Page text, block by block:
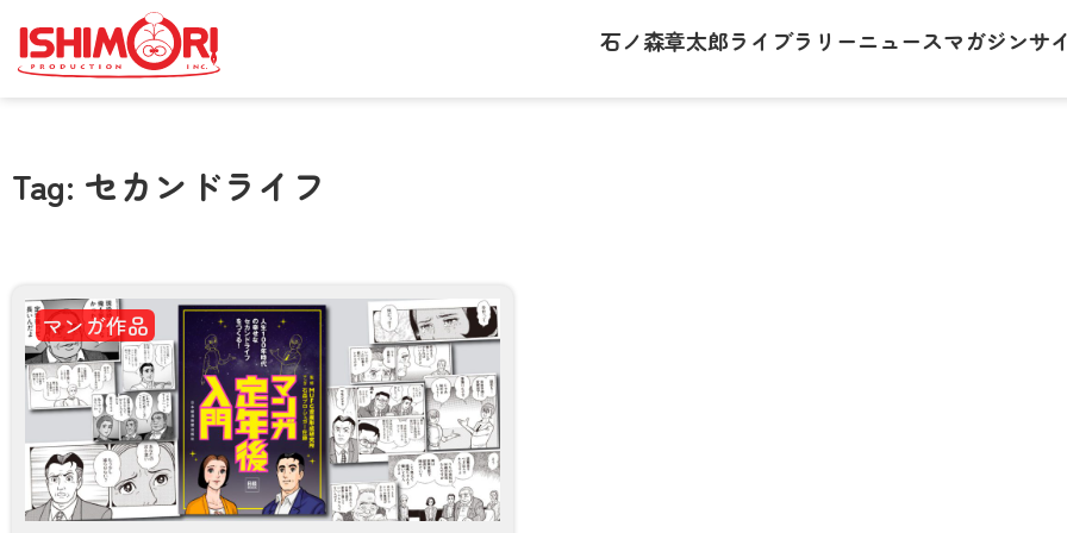
石ノ森章太郎ライブラリーニュースマガジンサ
Tag: セカンドライフ
マンガ作品